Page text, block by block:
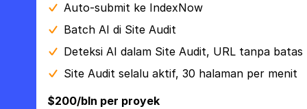
Auto-submit ke IndexNow
Batch AI di Site Audit
Deteksi AI dalam Site Audit, URL tanpa batas
Site Audit selalu aktif, 30 halaman per menit
$200/bln per proyek